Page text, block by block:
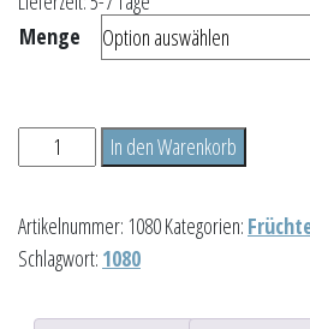
Menge
Sanddorn
Pur
In den Warenkorb
Artikelnummer: 1080Kategorien:
Schlagwort: 1080